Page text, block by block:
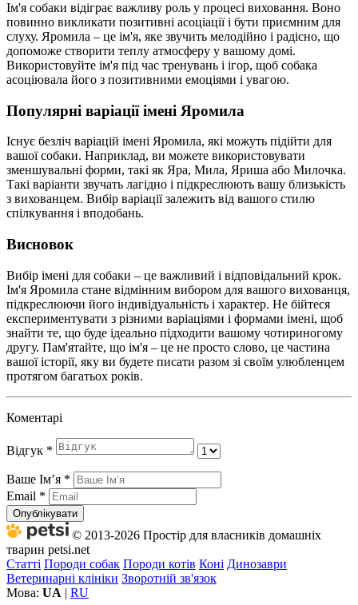
Ім'я собаки відіграє важливу роль у процесі виховання. Воно
повинно викликати позитивні асоціації і бути приємним для
слуху. Яромила – це ім'я, яке звучить мелодійно і радісно, що
допоможе створити теплу атмосферу у вашому домі.
Використовуйте ім'я під час тренувань і ігор, щоб собака
асоціювала його з позитивними емоціями і увагою.
Популярні варіації імені Яромила
Існує безліч варіацій імені Яромила, які можуть підійти для
вашої собаки. Наприклад, ви можете використовувати
зменшувальні форми, такі як Яра, Мила, Яриша або Милочка.
Такі варіанти звучать лагідно і підкреслюють вашу близькість
з вихованцем. Вибір варіації залежить від вашого стилю
спілкування і вподобань.
Висновок
Вибір імені для собаки – це важливий і відповідальний крок.
Ім'я Яромила стане відмінним вибором для вашого вихованця,
підкреслюючи його індивідуальність і характер. Не бійтеся
експериментувати з різними варіаціями і формами імені, щоб
знайти те, що буде ідеально підходити вашому чотириногому
другу. Пам'ятайте, що ім'я – це не просто слово, це частина
вашої історії, яку ви будете писати разом зі своїм улюбленцем
протягом багатьох років.
Коментарі
Відгук *
Ваше Імʼя *
Email *
Опублікувати
© 2013-2026 Простір для власників домашніх
тварин petsi.net
Статті Породи собак Породи котів Коні Динозаври
Ветеринарні клініки Зворотній зв'язок
Мова: UA | RU